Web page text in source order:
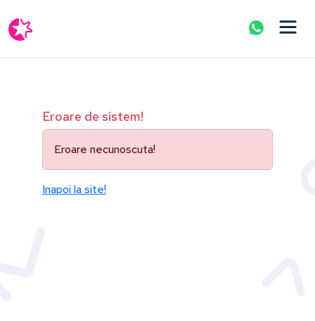
Eroare de sistem!
Eroare necunoscuta!
Inapoi la site!